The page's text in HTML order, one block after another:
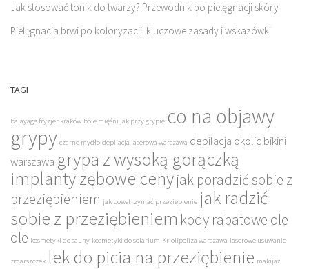
Jak stosować tonik do twarzy? Przewodnik po pielęgnacji skóry
Pielęgnacja brwi po koloryzacji: kluczowe zasady i wskazówki
TAGI
balayage fryzjer kraków bóle mięśni jak przy grypie co na objawy
grypy czarne mydło depilacja laserowa warszawa depilacja okolic bikini
warszawa grypa z wysoką gorączką
implanty zębowe cenyjak poradzić sobie z
przeziębieniem jak powstrzymać przeziębienie jak radzić
sobie z przeziębieniem kody rabatowe ole
ole kosmetyki do sauny kosmetyki do solarium Kriolipoliza warszawa laserowe usuwanie
zmarszczek lek do picia na przeziębienie makijaż